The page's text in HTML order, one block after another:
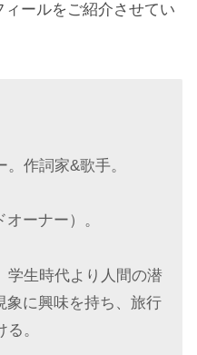
ールをご紹介させてい
作詞家&歌手。
ーナー）。
学生時代より人間の潜
象に興味を持ち、旅行
。